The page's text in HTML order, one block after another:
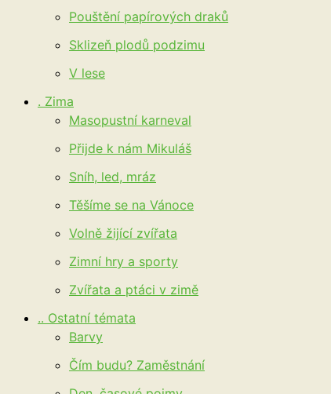
Pouštění papírových draků
Sklizeň plodů podzimu
V lese
. Zima
Masopustní karneval
Přijde k nám Mikuláš
Sníh, led, mráz
Těšíme se na Vánoce
Volně žijící zvířata
Zimní hry a sporty
Zvířata a ptáci v zimě
.. Ostatní témata
Barvy
Čím budu? Zaměstnání